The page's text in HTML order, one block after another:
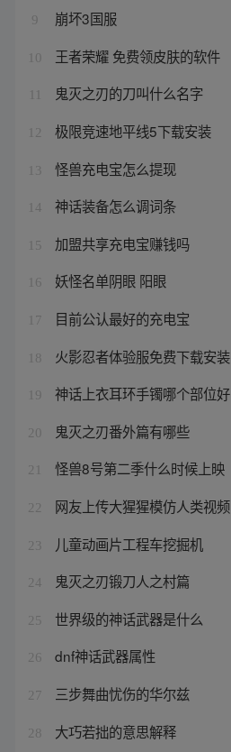
9 崩坏3国服
10 王者荣耀 免费领皮肤的软件
鬼灭之刃的刀叫什么名字
12 极限竞速地平线5下载安装
13 怪兽充电宝怎么提现
14 神话装备怎么调词条
15 加盟共享充电宝赚钱吗
16 妖怪名单阴眼 阳眼
17 目前公认最好的充电宝
18 火影忍者体验服免费下载安装
19 神话上衣耳环手镯哪个部位好
20 鬼灭之刃番外篇有哪些
21 怪兽8号第二季什么时候上映
22 网友上传大猩猩模仿人类视频
23 儿童动画片工程车挖掘机
24 鬼灭之刃锻刀人之村篇
25 世界级的神话武器是什么
26 dnf神话武器属性
27 三步舞曲忧伤的华尔兹
28 大巧若拙的意思解释